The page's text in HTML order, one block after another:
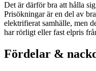
Det är därför bra att hålla
Prisökningar är en del av
elektrifierat samhälle, men
har rörligt eller fast elpris
Fördelar &